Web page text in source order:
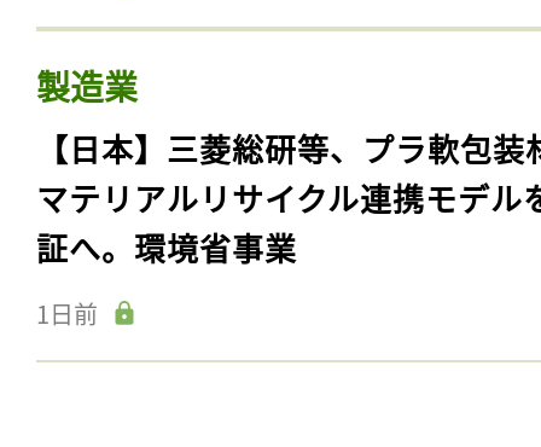
製造業
【日本】三菱総研等、プラ軟包装
マテリアルリサイクル連携モデル
証へ。環境省事業
1日前